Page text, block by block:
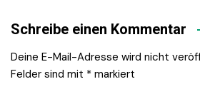
Schreibe einen Kommentar
Deine E-Mail-Adresse wird nicht
Felder sind mit * markiert